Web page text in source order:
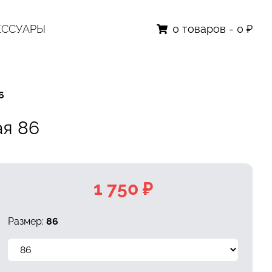
0 товаров - 0 ₽
86
1 750 ₽
Размер:86